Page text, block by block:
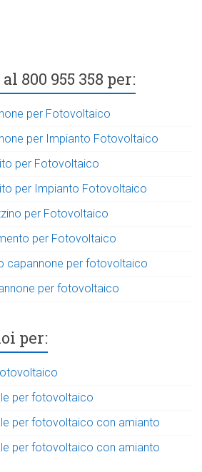
800 955 358 per:
per Fotovoltaico
per Impianto Fotovoltaico
per Fotovoltaico
per Impianto Fotovoltaico
per Fotovoltaico
per Fotovoltaico
capannone per fotovoltaico
per fotovoltaico
per:
per fotovoltaico
per fotovoltaico con amianto
per fotovoltaico con amianto